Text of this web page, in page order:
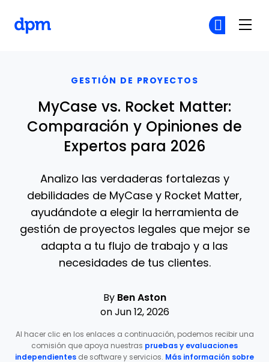
GESTIÓN DE PROYECTOS
MyCase vs. Rocket Matter:
Comparación y Opiniones de
Expertos para 2026
Analizo las verdaderas fortalezas y
debilidades de MyCase y Rocket Matter,
ayudándote a elegir la herramienta de
gestión de proyectos legales que mejor se
adapta a tu flujo de trabajo y a las
necesidades de tus clientes.
By Ben Aston
on Jun 12, 2026
Al hacer clic en los enlaces a continuación, podemos recibir una
comisión que apoya nuestras pruebas y evaluaciones
independientes de software y servicios. Más información sobre